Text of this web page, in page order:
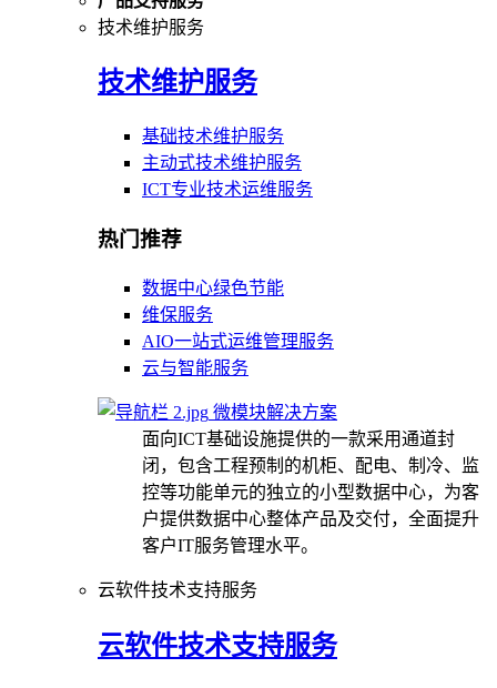
技术维护服务
技术维护服务
基础技术维护服务
主动式技术维护服务
ICT专业技术运维服务
热门推荐
数据中心绿色节能
维保服务
AIO一站式运维管理服务
云与智能服务
微模块解决方案
面向ICT基础设施提供的一款采用通道封
闭，包含工程预制的机柜、配电、制冷、监
控等功能单元的独立的小型数据中心，为客
户提供数据中心整体产品及交付，全面提升
客户IT服务管理水平。
云软件技术支持服务
云软件技术支持服务